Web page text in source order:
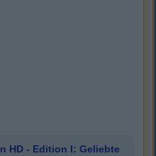
HD - Edition I: Geliebte